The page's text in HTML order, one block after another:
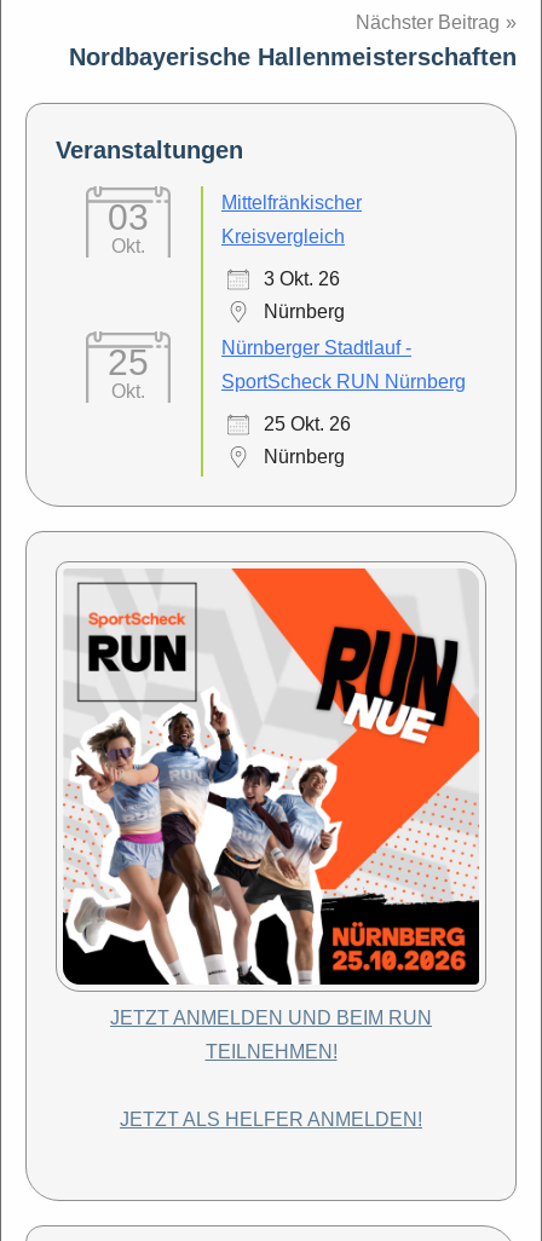
Nächster Beitrag
Nordbayerische Hallenmeisterschaften
Veranstaltungen
03
Okt.
Mittelfränkischer
Kreisvergleich
3 Okt. 26
Nürnberg
25
Okt.
Nürnberger Stadtlauf -
SportScheck RUN Nürnberg
25 Okt. 26
Nürnberg
JETZT ANMELDEN UND BEIM RUN
TEILNEHMEN!
JETZT ALS HELFER ANMELDEN!